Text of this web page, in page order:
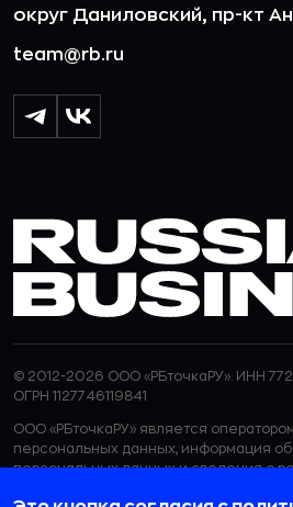
округ Даниловский, пр-кт
team@rb.ru
© 2012-2026 ООО «РБточкаРУ». ИНН
ОГРН 1127746119841
ООО «РБточкаРУ» является
персональных данных, информация об
персональных данных и сведения о